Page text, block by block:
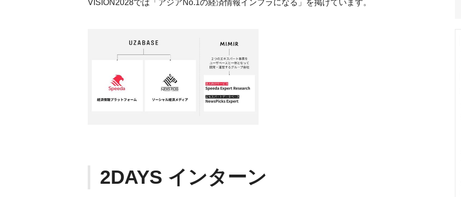
VISION2028では「アジアNo.1の経済情報インフラになる」を掲げています。
2DAYS インターン